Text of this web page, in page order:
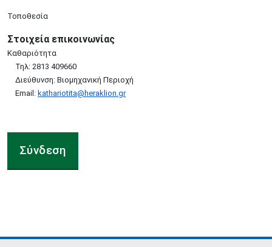
Τοποθεσία
Στοιχεία επικοινωνίας
Καθαριότητα
Τηλ: 2813 409660
Διεύθυνση: Βιομηχανική Περιοχή
Email: kathariotita@heraklion.gr
Σύνδεση